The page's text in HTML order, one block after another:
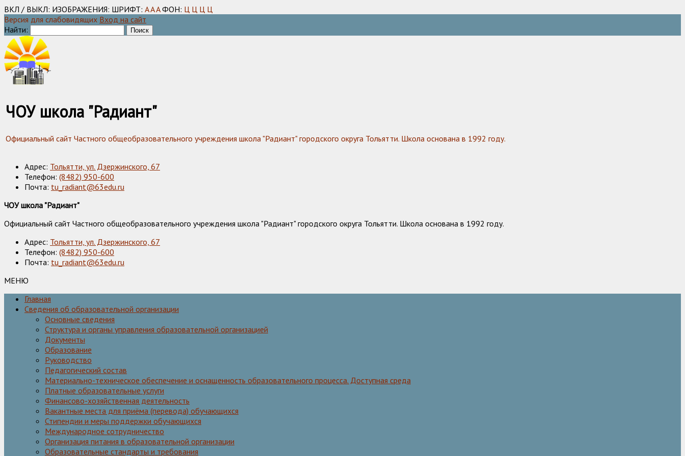
ВКЛ / ВЫКЛ: ИЗОБРАЖЕНИЯ: ШРИФТ: AAA ФОН: Ц Ц Ц Ц
Версия для слабовидящих Вход на сайт
Найти:
ЧОУ школа "Радиант"
Официальный сайт Частного общеобразовательного учреждения школа "Радиант" городского округа Тольятти. Школа основана в 1992 году.
Адрес: Тольятти, ул. Дзержинского, 67
Телефон: (8482) 950-600
Почта: tu_radiant@63edu.ru
ЧОУ школа "Радиант"
Официальный сайт Частного общеобразовательного учреждения школа "Радиант" городского округа Тольятти. Школа основана в 1992 году.
Адрес: Тольятти, ул. Дзержинского, 67
Телефон: (8482) 950-600
Почта: tu_radiant@63edu.ru
МЕНЮ
Главная
Сведения об образовательной организации
Основные сведения
Структура и органы управления образовательной организацией
Документы
Образование
Руководство
Педагогический состав
Материально-техническое обеспечение и оснащенность образовательного процесса. Доступная среда
Платные образовательные услуги
Финансово-хозяйственная деятельность
Вакантные места для приёма (перевода) обучающихся
Стипендии и меры поддержки обучающихся
Международное сотрудничество
Организация питания в образовательной организации
Образовательные стандарты и требования